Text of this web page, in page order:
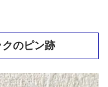
のピン跡